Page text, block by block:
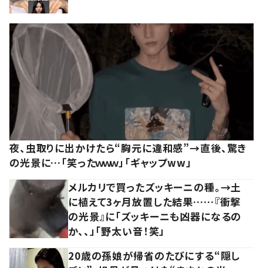
夜、虫取りに出かけたら“胸元に違和感”→直後、驚き
の光景に…「笑ったｗｗｗ」「ギャップww」
メルカリで買ったズッキーニの種。→土
に植えて3ヶ月放置した結果……『衝撃
の光景』に「ズッキーニも凶器になるの
か、、」「野太い音！笑」
20歳の孫娘が帰省のたびにする“隠し